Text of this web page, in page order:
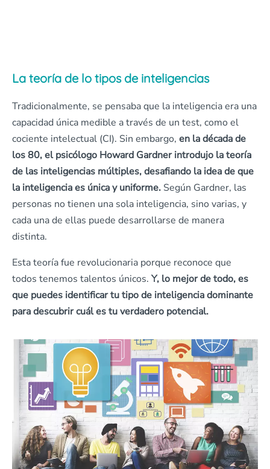
La teoría de lo tipos de inteligencias
Tradicionalmente, se pensaba que la inteligencia era una
capacidad única medible a través de un test, como el
cociente intelectual (CI). Sin embargo, en la década de
los 80, el psicólogo Howard Gardner introdujo la teoría
de las inteligencias múltiples, desafiando la idea de que
la inteligencia es única y uniforme. Según Gardner, las
personas no tienen una sola inteligencia, sino varias, y
cada una de ellas puede desarrollarse de manera
distinta.
Esta teoría fue revolucionaria porque reconoce que
todos tenemos talentos únicos.Y, lo mejor de todo, es
que puedes identificar tu tipo de inteligencia dominante
para descubrir cuál es tu verdadero potencial.